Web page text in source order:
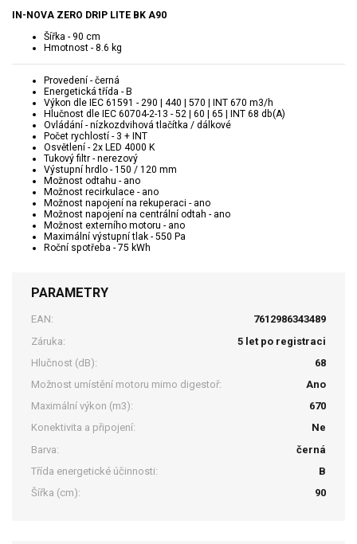
IN-NOVA ZERO DRIP LITE BK A90
Šířka - 90 cm
Hmotnost - 8.6 kg
Provedení - černá
Energetická třída - B
Výkon dle IEC 61591 - 290 | 440 | 570 | INT 670 m3/h
Hlučnost dle IEC 60704-2-13 - 52 | 60 | 65 | INT 68 db(A)
Ovládání - nízkozdvihová tlačítka / dálkové
Počet rychlostí - 3 + INT
Osvětlení - 2x LED 4000 K
Tukový filtr - nerezový
Výstupní hrdlo - 150 / 120 mm
Možnost odtahu - ano
Možnost recirkulace - ano
Možnost napojení na rekuperaci - ano
Možnost napojení na centrální odtah - ano
Možnost externího motoru - ano
Maximální výstupní tlak - 550 Pa
Roční spotřeba - 75 kWh
PARAMETRY
EAN:
7612986343489
Záruka:
5 let po registraci
Hlučnost (dB):
68
Možnost umístění motoru mimo digestoř:
Ano
Maximální výkon (m3):
670
Konektivita a připojení:
Ne
Barva:
černá
Třída energetické účinnosti:
B
Šířka (cm):
90